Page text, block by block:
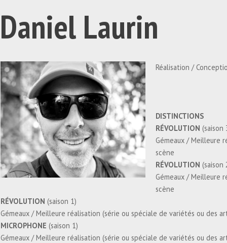
Daniel Laurin
Réalisation /
DISTINCTIONS
RÉVOLUTION (saison
Gémeaux / Meilleure
scène
RÉVOLUTION (saison
Gémeaux / Meilleure
scène
RÉVOLUTION (saison 1)
Gémeaux / Meilleure réalisation (série ou spéciale de variétés ou des
MICROPHONE (saison 1)
Gémeaux / Meilleure réalisation (série ou spéciale de variétés ou des